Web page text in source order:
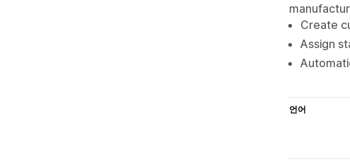
Create
Assign
언어